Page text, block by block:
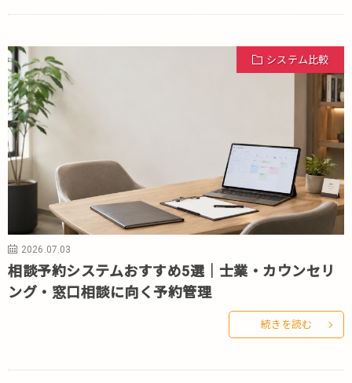
システム比較
2026.07.03
相談予約システムおすすめ5選｜士業・カウンセリ
ング・窓口相談に向く予約管理
続きを読む